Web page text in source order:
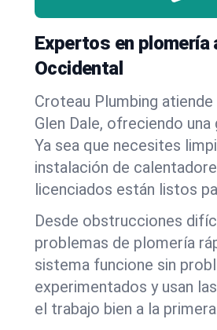
Expertos en plomería
Occidental
Croteau Plumbing
Glen Dale, ofreciendo
Ya sea que necesites
instalación de
licenciados están listos
Desde obstrucciones
problemas de plomería
sistema funcione sin
experimentados y usan
el trabajo bien a la